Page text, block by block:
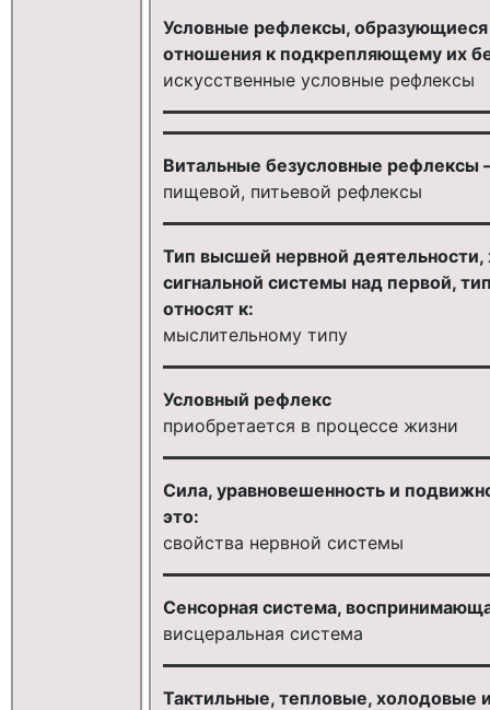
Условные рефлексы,
отношения к подкрепляющему их
искусственные условные рефлексы
Витальные безусловные рефлексы
пищевой, питьевой рефлексы
Тип высшей нервной
сигнальной системы над первой,
относят к:
мыслительному типу
Условный рефлекс
приобретается в процессе жизни
Сила, уравновешенность и
это:
свойства нервной системы
Сенсорная система,
висцеральная система
Тактильные, тепловые, холодовые